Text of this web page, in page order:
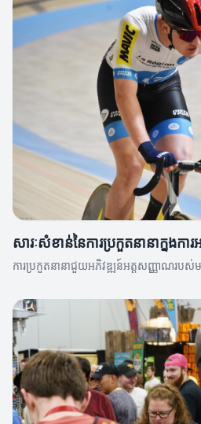
សារៈសំខាន់នៃការប្រកួតនានាក្នុងក
ការប្រកួតនានាជួយអភិវឌ្ឍន៍អត្តសញ្ញាណរបស់